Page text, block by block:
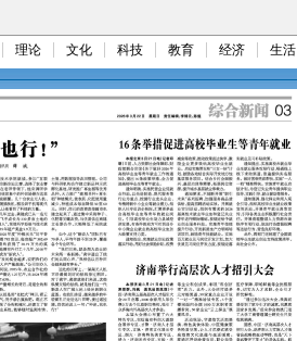
理论 文化 科技 教育 经济 生活